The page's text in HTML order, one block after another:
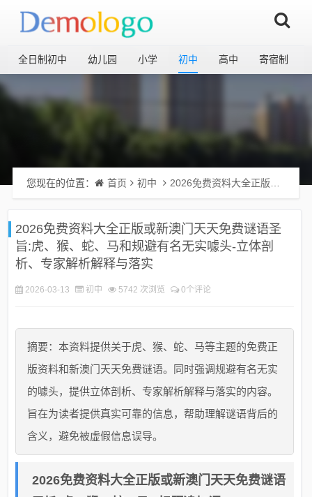
全日制初中 幼儿园 小学 初中 高中 寄宿制
您现在的位置： 首页 初中 2026免费资料大全正版或新澳门天天免费谜语圣旨:虎、猴、蛇、马和规避有名无实噱头-立体剖析、专家解析解释与落实
2026免费资料大全正版或新澳门天天免费谜语圣
旨:虎、猴、蛇、马和规避有名无实噱头-立体剖
析、专家解析解释与落实
2026-03-13 初中 5742 次浏览 0个评论
摘要：本资料提供关于虎、猴、蛇、马等主题的免费正
版资料和新澳门天天免费谜语。同时强调规避有名无实
的噱头，提供立体剖析、专家解析解释与落实的内容。
旨在为读者提供真实可靠的信息，帮助理解谜语背后的
含义，避免被虚假信息误导。
2026免费资料大全正版或新澳门天天免费谜语